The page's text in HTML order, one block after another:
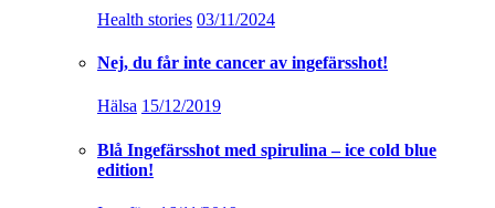
Health stories 03/11/2024
Nej, du får inte cancer av ingefärsshot!
Hälsa 15/12/2019
Blå Ingefärsshot med spirulina – ice cold blue
edition!